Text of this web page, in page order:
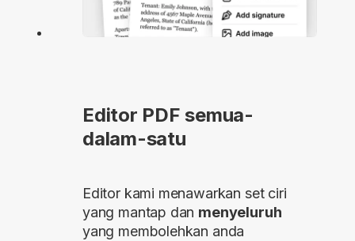
Editor PDF semua-
dalam-satu
Editor kami menawarkan set ciri
yang mantap dan menyeluruh
yang membolehkan anda